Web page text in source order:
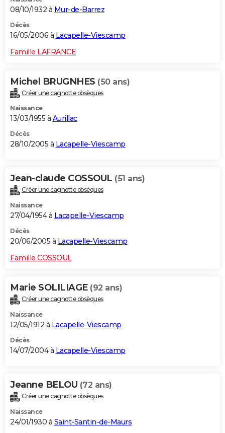
08/10/1932 à Mur-de-Barrez
Décès
16/05/2006 à Lacapelle-Viescamp
Famille LAFRANCE
Michel BRUGNHES (50 ans)
Créer une cagnotte obsèques
Naissance
13/03/1955 à Aurillac
Décès
28/10/2005 à Lacapelle-Viescamp
Jean-claude COSSOUL (51 ans)
Créer une cagnotte obsèques
Naissance
27/04/1954 à Lacapelle-Viescamp
Décès
20/06/2005 à Lacapelle-Viescamp
Famille COSSOUL
Marie SOLILIAGE (92 ans)
Créer une cagnotte obsèques
Naissance
12/05/1912 à Lacapelle-Viescamp
Décès
14/07/2004 à Lacapelle-Viescamp
Jeanne BELOU (72 ans)
Créer une cagnotte obsèques
Naissance
24/01/1930 à Saint-Santin-de-Maurs